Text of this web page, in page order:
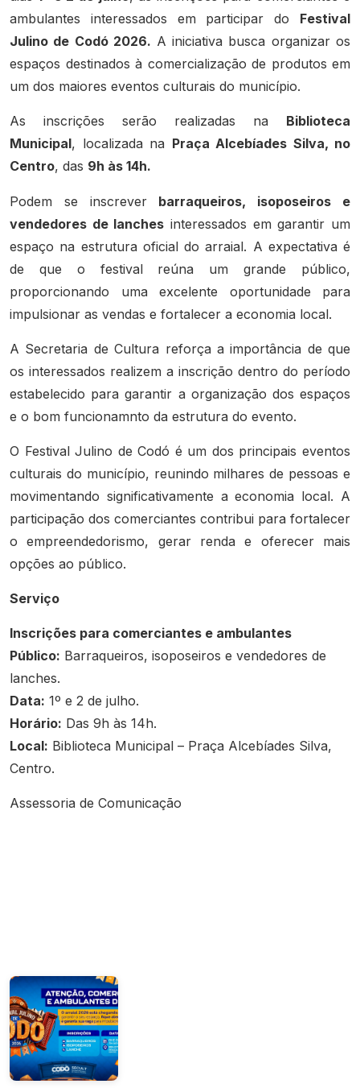
ambulantes interessados em participar do Festival
Julino de Codó 2026. A iniciativa busca organizar os
espaços destinados à comercialização de produtos em
um dos maiores eventos culturais do município.
As inscrições serão realizadas na Biblioteca
Municipal, localizada na Praça Alcebíades Silva, no
Centro, das 9h às 14h.
Podem se inscrever barraqueiros, isoposeiros e
vendedores de lanches interessados em garantir um
espaço na estrutura oficial do arraial. A expectativa é
de que o festival reúna um grande público,
proporcionando uma excelente oportunidade para
impulsionar as vendas e fortalecer a economia local.
A Secretaria de Cultura reforça a importância de que
os interessados realizem a inscrição dentro do período
estabelecido para garantir a organização dos espaços
e o bom funcionamnto da estrutura do evento.
O Festival Julino de Codó é um dos principais eventos
culturais do município, reunindo milhares de pessoas e
movimentando significativamente a economia local. A
participação dos comerciantes contribui para fortalecer
o empreendedorismo, gerar renda e oferecer mais
opções ao público.
Serviço
Inscrições para comerciantes e ambulantes
Público: Barraqueiros, isoposeiros e vendedores de
lanches.
Data: 1º e 2 de julho.
Horário: Das 9h às 14h.
Local: Biblioteca Municipal – Praça Alcebíades Silva,
Centro.
Assessoria de Comunicação